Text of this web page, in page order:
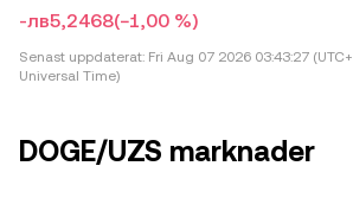
-лв5,2468(−1,00 %)
Senast uppdaterat: Fri Aug 07 2026 03:43:27
Universal Time)
DOGE/UZS marknader